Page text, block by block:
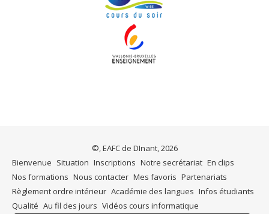
©, EAFC de DInant, 2026
Bienvenue Situation Inscriptions Notre secrétariat En clips
Nos formations Nous contacter Mes favoris Partenariats
Règlement ordre intérieur Académie des langues Infos étudiants
Qualité Au fil des jours Vidéos cours informatique